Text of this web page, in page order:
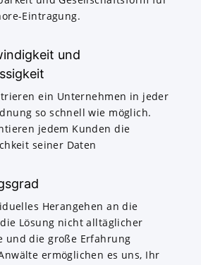
Eintragung.
und
ein Unternehmen in jeder
so schnell wie möglich.
jedem Kunden die
seiner Daten
Herangehen an die
Lösung nicht alltäglicher
und die große Erfahrung
ermöglichen es uns, Ihr